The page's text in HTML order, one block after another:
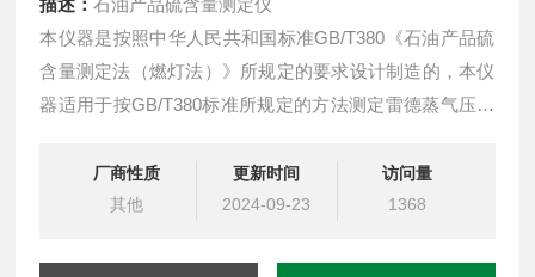
描述：石油产品硫含量测定仪
本仪器是按照中华人民共和国标准GB/T380《石油产品硫
含量测定法（燃灯法）》所规定的要求设计制造的，本仪
器适用于按GB/T380标准所规定的方法测定雷德蒸气压力
厂商性质
其他
更新时间
2024-09-23
访问量
1368